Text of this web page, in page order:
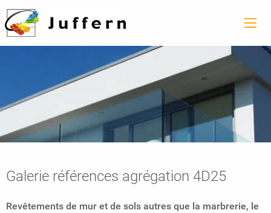
Galerie références agrégation 4D25
Revêtements de mur et de sols autres que la marbrerie, le